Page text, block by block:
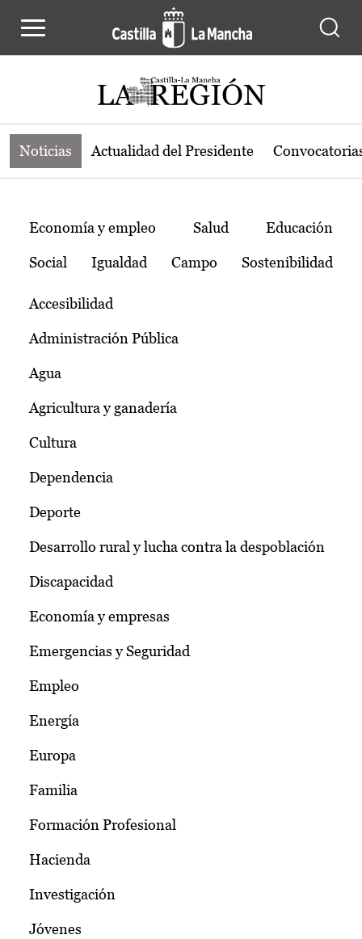
Noticias de la región de Castilla-La
Noticias Actualidad del Presidente
Temas
Economía y empleo Salud Educación
Social Igualdad Campo Sostenibilidad
Accesibilidad
Administración Pública
Agua
Agricultura y ganadería
Cultura
Dependencia
Deporte
Desarrollo rural y lucha contra la despoblación
Discapacidad
Economía y empresas
Emergencias y Seguridad
Empleo
Energía
Europa
Familia
Formación Profesional
Hacienda
Investigación
Jóvenes